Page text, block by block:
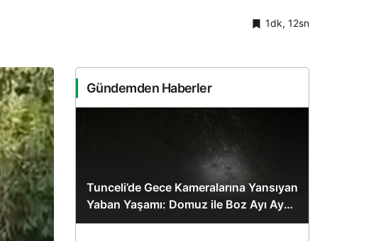
1dk, 12sn
Gündemden Haberler
Tunceli’de Gece Kameralarına Yansıyan
Yaban Yaşamı: Domuz ile Boz Ayı Aynı
Karede